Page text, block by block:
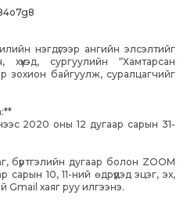
нэгдүгээр ангийн элсэлтийг
сургуулийн “Хамтарсан
зохион байгуулж, суралцагчийг
2020 оны 12 дугаар сарын 31-
бүртгэлийн дугаар болон ZOOM
10, 11-ний өдрүүдэд эцэг, эх,
Gmail хаяг руу илгээнэ.